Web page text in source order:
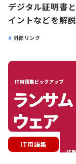
デジタル証明書
イントなどを解説
外部リンク
IT用語集